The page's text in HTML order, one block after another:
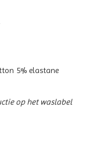
5% elastane
op het waslabel